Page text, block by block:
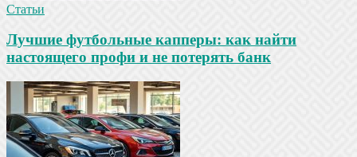
Статьи
Лучшие футбольные капперы: как найти
настоящего профи и не потерять банк